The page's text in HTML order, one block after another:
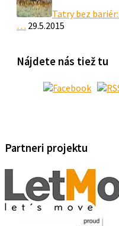
Tatry bez
… 29.5.2015
Nájdete nás tiež tu
Partneri projektu